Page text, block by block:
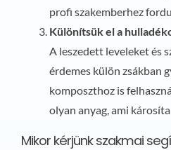
profi szakemberhez
Különítsük el a
A leszedett leveleket és
érdemes külön zsákban
komposzthoz is
olyan anyag, ami
Mikor kérjünk szakmai